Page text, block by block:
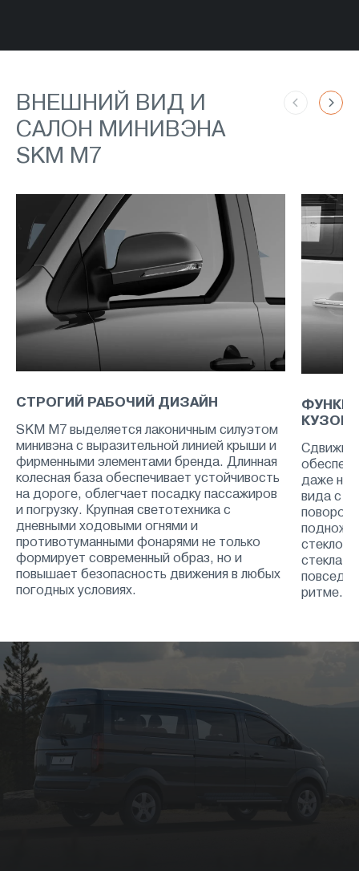
ВНЕШНИЙ ВИД И
САЛОН МИНИВЭНА
SKM M7
СТРОГИЙ РАБОЧИЙ ДИЗАЙН
SKM M7 выделяется лаконичным силуэтом
минивэна с выразительной линией крыши и
фирменными элементами бренда. Длинная
колесная база обеспечивает устойчивость
на дороге, облегчает посадку пассажиров
и погрузку. Крупная светотехника с
дневными ходовыми огнями и
противотуманными фонарями не только
формирует современный образ, но и
повышает безопасность движения в любых
погодных условиях.
КУЗОВА
даже на
вида с
стекла
ритме.